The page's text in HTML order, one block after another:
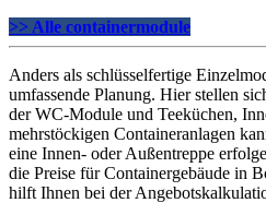
>> Alle containermodule
Anders als schlüsselfertige
umfassende Planung. Hier stellen
der WC-Module und Teeküchen,
mehrstöckigen Containeranlagen
eine Innen- oder Außentreppe
die Preise für Containergebäude in
hilft Ihnen bei der